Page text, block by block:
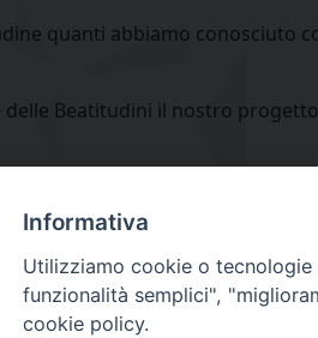
quanti abbiamo conosciuto
delle Beatitudini il nostro
- incontro realtà Vincenziana 23
Informativa
Utilizziamo cookie o
funzionalità semplici",
cookie policy.